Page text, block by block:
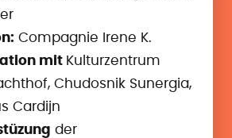
Compagnie Irene K.
mit Kulturzentrum
Chudosnik Sunergia,
Cardijn
der